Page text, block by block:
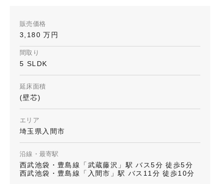
販売価格
3,180 万円
間取り
5 SLDK
延床面積
(壁芯)
エリア
埼玉県入間市
沿線・最寄駅
西武池袋・豊島線「武蔵藤沢」駅 バス5分 徒歩5分
西武池袋・豊島線「入間市」駅 バス11分 徒歩10分